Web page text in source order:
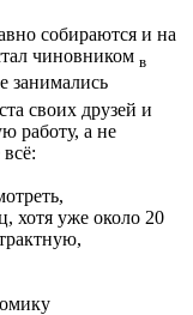
собираются и на
чиновником в
занимались
своих друзей и
работу, а не
хотя уже около 20